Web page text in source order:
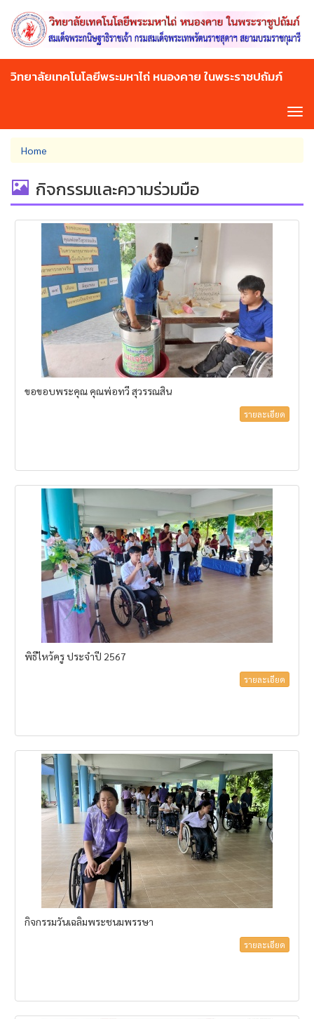
main
content
วิทยาลัยเทคโนโลยีพระมหาไถ่ หนองคาย ในพระราชปถัมภ์
You
are
here
Home
กิจกรรมและความร่วมมือ
ขอขอบพระคุณ คุณพ่อทวี สุวรรณสิน
รายละเอียด
พิธีไหว้ครู ประจำปี 2567
รายละเอียด
กิจกรรมวันเฉลิมพระชนมพรรษา
รายละเอียด